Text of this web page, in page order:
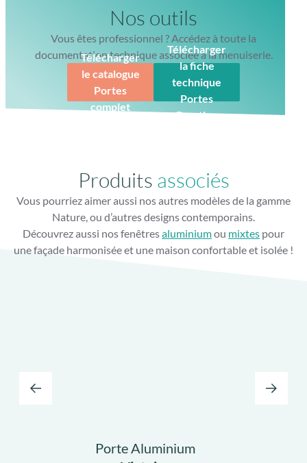
Nos outils
Vous êtes professionnel ? Accédez à toute la
documentation technique associée à la menuiserie.
Télécharger
le catalogue
Portes
complet
Télécharger
la fiche
technique
Portes
Prestige
Produits associés
Vous pourriez aimer aussi nos autres modèles de la gamme
Nature, ou d’autres designs contemporains.
Découvrez aussi nos fenêtresaluminiumou mixtes pour
une façade harmonisée et une maison confortable et isolée !
Porte Aluminium